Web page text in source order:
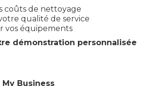
coûts de nettoyage
qualité de service
vos équipements
démonstration personnalisée
Business